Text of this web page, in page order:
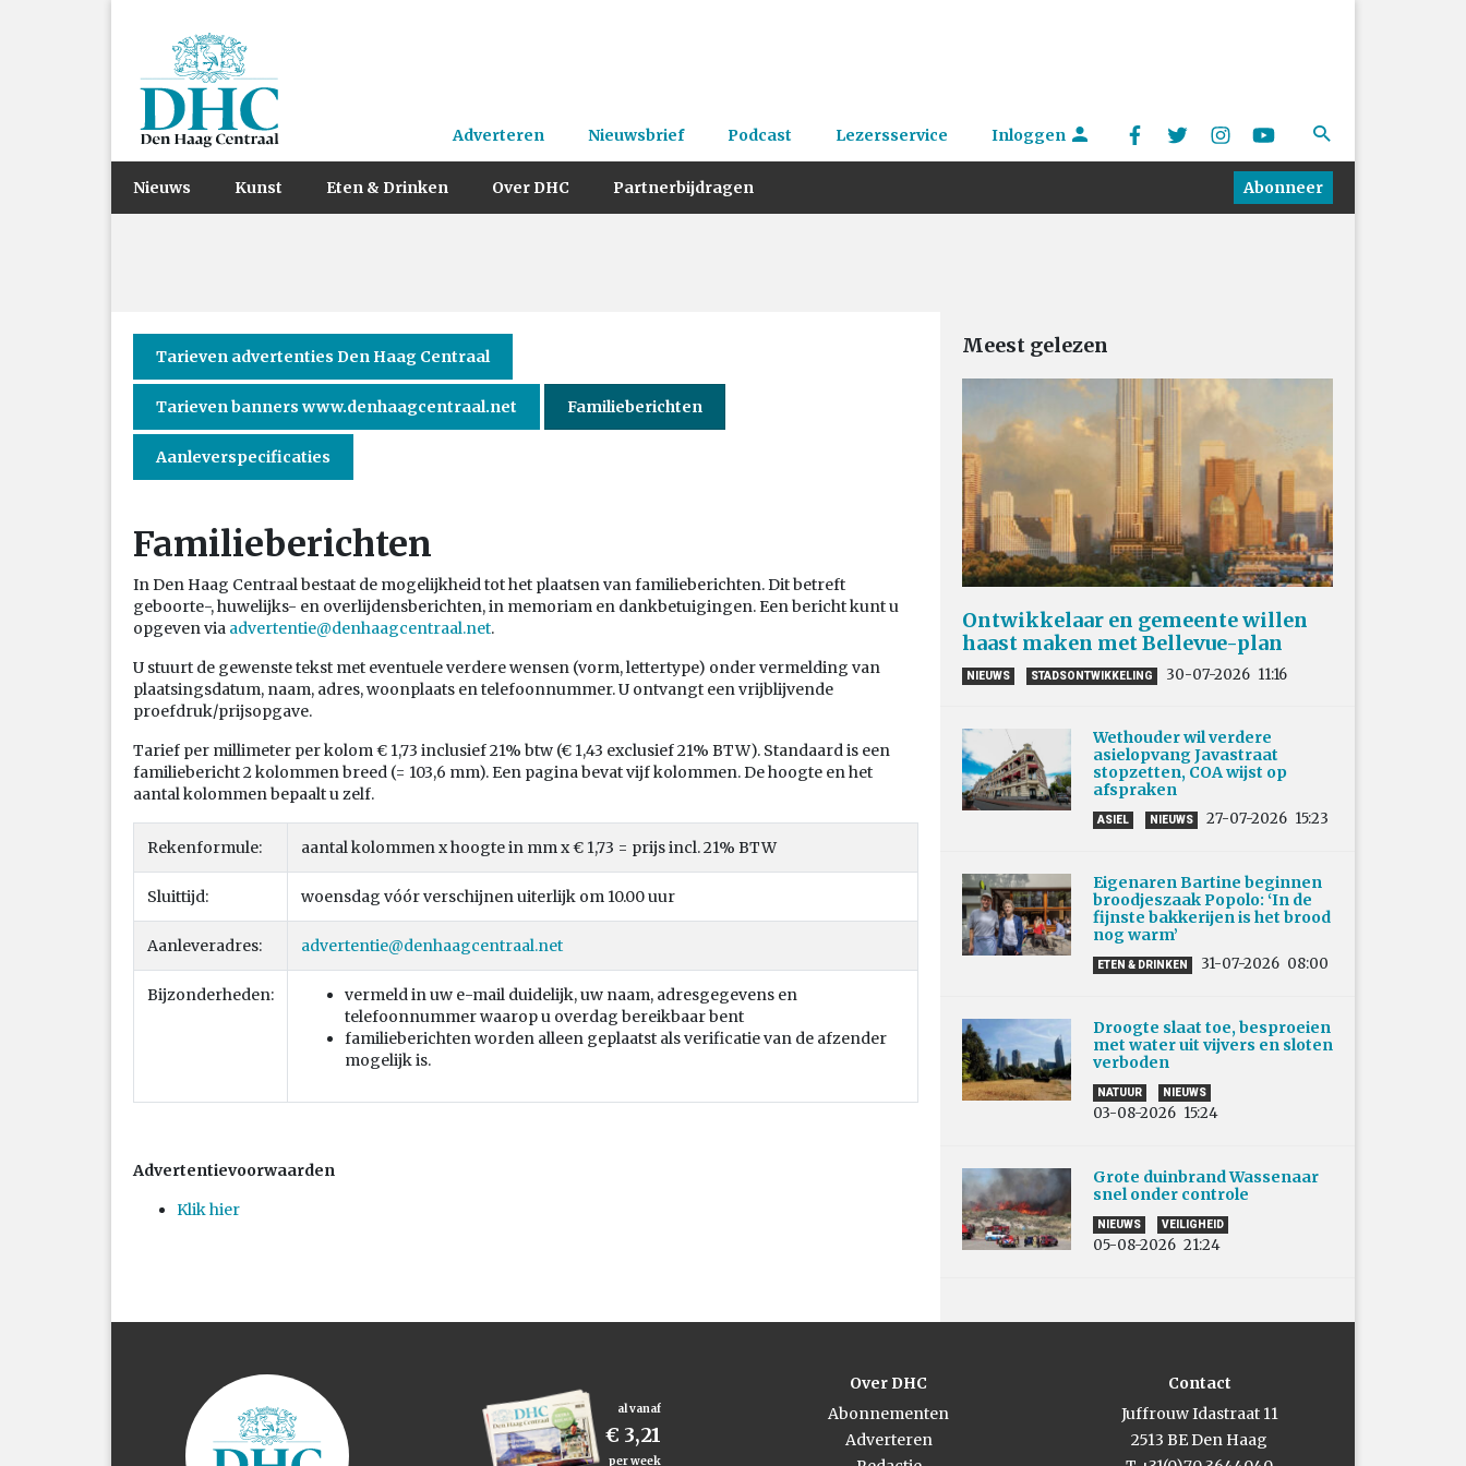
Adverteren Nieuwsbrief Podcast Lezersservice Inloggen
Nieuws Kunst Eten & Drinken Over DHC Partnerbijdragen Abonneer
Tarieven advertenties Den Haag Centraal
Tarieven banners www.denhaagcentraal.net Familieberichten
Aanleverspecificaties
Familieberichten
In Den Haag Centraal bestaat de mogelijkheid tot het plaatsen van familieberichten. Dit betreft
geboorte-, huwelijks- en overlijdensberichten, in memoriam en dankbetuigingen. Een bericht kunt u
opgeven via advertentie@denhaagcentraal.net.
U stuurt de gewenste tekst met eventuele verdere wensen (vorm, lettertype) onder vermelding van
plaatsingsdatum, naam, adres, woonplaats en telefoonnummer. U ontvangt een vrijblijvende
proefdruk/prijsopgave.
Tarief per millimeter per kolom € 1,73 inclusief 21% btw (€ 1,43 exclusief 21% BTW). Standaard is een
familiebericht 2 kolommen breed (= 103,6 mm). Een pagina bevat vijf kolommen. De hoogte en het
aantal kolommen bepaalt u zelf.
Rekenformule: aantal kolommen x hoogte in mm x € 1,73 = prijs incl. 21% BTW
Sluittijd: woensdag vóór verschijnen uiterlijk om 10.00 uur
Aanleveradres: advertentie@denhaagcentraal.net
Bijzonderheden:
vermeld in uw e-mail duidelijk, uw naam, adresgegevens en
telefoonnummer waarop u overdag bereikbaar bent
familieberichten worden alleen geplaatst als verificatie van de afzender
mogelijk is.
Advertentievoorwaarden
Klik hier
Meest gelezen
Ontwikkelaar en gemeente willen
haast maken met Bellevue-plan
NIEUWS STADSONTWIKKELING 30-07-2026 11:16
Wethouder wil verdere
asielopvang Javastraat
stopzetten, COA wijst op
afspraken
ASIEL NIEUWS 27-07-2026 15:23
Eigenaren Bartine beginnen
broodjeszaak Popolo: ‘In de
fijnste bakkerijen is het brood
nog warm’
ETEN & DRINKEN 31-07-2026 08:00
Droogte slaat toe, besproeien
met water uit vijvers en sloten
verboden
NATUUR NIEUWS
03-08-2026 15:24
Grote duinbrand Wassenaar
snel onder controle
NIEUWS VEILIGHEID
05-08-2026 21:24
al vanaf
€ 3,21
per week
Over DHC
Abonnementen
Adverteren
Contact
Juffrouw Idastraat 11
2513 BE Den Haag